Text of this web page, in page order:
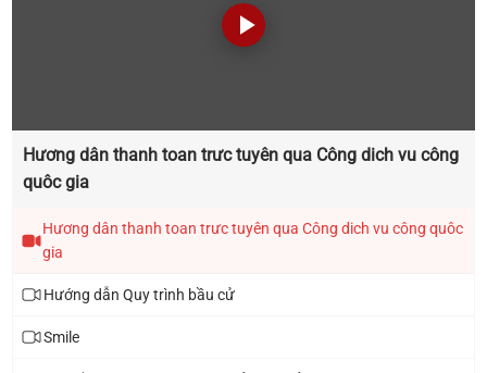
Thông báo triển khai thực hiện Chiến dịch 90 ngày
Thông báo lịch tiếp công dân năm 2025 của đại
biểu HĐND xã khóa I, nhiệm kỳ 2021 - 2026
Hương dân thanh toan trưc tuyên qua Công dich vu công
quôc gia
Hương dân thanh toan trưc tuyên qua Công dich vu công quôc
gia
Hướng dẫn Quy trình bầu cử
Smile